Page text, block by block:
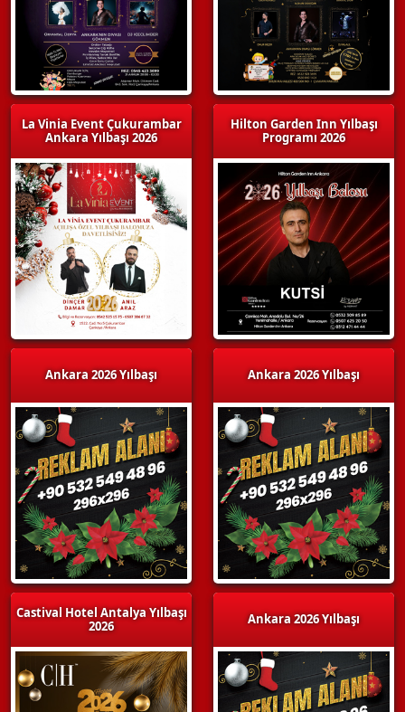
La Vinia Event Çukurambar
Ankara Yılbaşı 2026
Ankara 2026 Yılbaşı
Castival Hotel Antalya Yılbaşı
2026
Hilton Garden Inn Yılbaşı
Programı 2026
Ankara 2026 Yılbaşı
Ankara 2026 Yılbaşı